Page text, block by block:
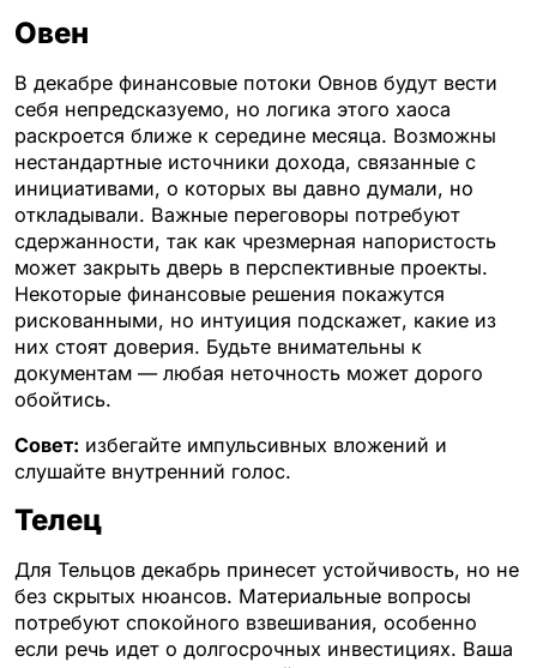
Овен
В декабре финансовые потоки Овнов будут вести
себя непредсказуемо, но логика этого хаоса
раскроется ближе к середине месяца. Возможны
нестандартные источники дохода, связанные с
инициативами, о которых вы давно думали, но
откладывали. Важные переговоры потребуют
сдержанности, так как чрезмерная напористость
может закрыть дверь в перспективные проекты.
Некоторые финансовые решения покажутся
рискованными, но интуиция подскажет, какие из
них стоят доверия. Будьте внимательны к
документам — любая неточность может дорого
обойтись.
Совет: избегайте импульсивных вложений и
слушайте внутренний голос.
Телец
Для Тельцов декабрь принесет устойчивость, но не
без скрытых нюансов. Материальные вопросы
потребуют спокойного взвешивания, особенно
если речь идет о долгосрочных инвестициях. Ваша